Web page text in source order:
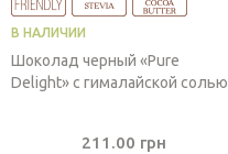
В НАЛИЧИИ
Шоколад черный «Pure
Delight» с гималайской солью
211.00 грн